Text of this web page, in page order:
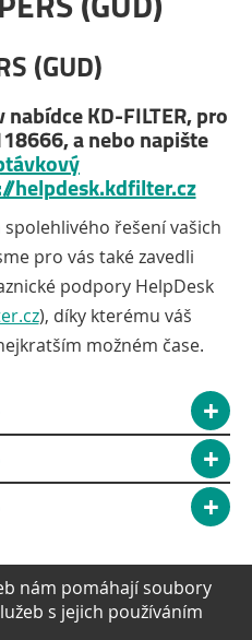
(GUD)
(GUD)
nabídce KD-FILTER, pro
a nebo napište
helpdesk.kdfilter.cz
řešení vašich
pro vás také zavedli
podpory HelpDesk
), díky kterému váš
možném čase.
nám pomáhají soubory
s jejich používáním